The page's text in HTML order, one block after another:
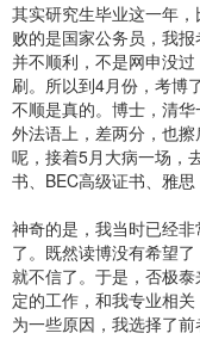
其实研究生毕业这一年
败的是国家公务员，我
并不顺利，不是网申没
刷。所以到4月份，考博
不顺是真的。博士，清
外法语上，差两分，也
呢，接着5月大病一场，
书、BEC高级证书、雅思
神奇的是，我当时已经
了。既然读博没有希望
就不信了。于是，否极
定的工作，和我专业相
为一些原因，我选择了前